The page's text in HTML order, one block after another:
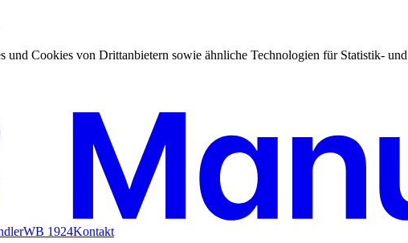
und Cookies von Drittanbietern sowie ähnliche Technologien für Statistik-
WB 1924Kontakt